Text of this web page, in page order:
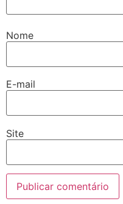
Nome
E-mail
Site